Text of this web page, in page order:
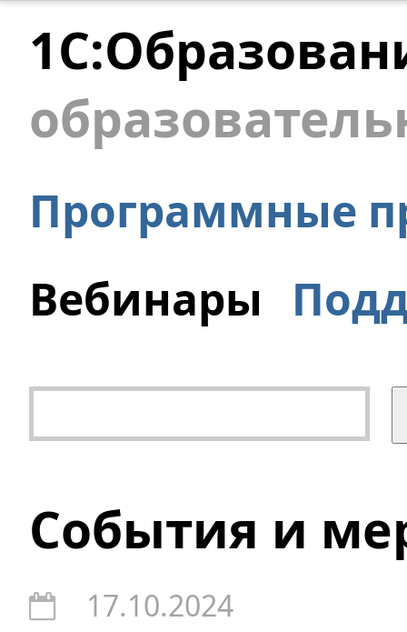
Программные
Вебинары
События и
17.10.2024